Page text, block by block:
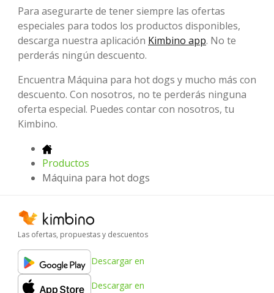
Para asegurarte de tener siempre las ofertas
especiales para todos los productos disponibles,
descarga nuestra aplicación Kimbino app. No te
perderás ningún descuento.
Encuentra Máquina para hot dogs y mucho más con
descuento. Con nosotros, no te perderás ninguna
oferta especial. Puedes contar con nosotros, tu
Kimbino.
Productos
Máquina para hot dogs
Las ofertas, propuestas y descuentos
Descargar en
Descargar en